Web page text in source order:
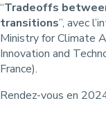
“Tradeoffs
transitions”, avec
Ministry for Climate
Innovation and
France).
Rendez-vous en